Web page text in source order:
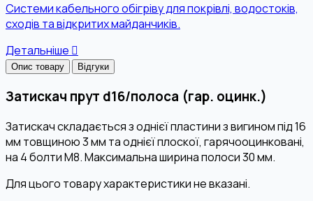
Системи кабельного обігріву для покрівлі, водостоків,
сходів та відкритих майданчиків.
Детальніше
Опис товару Відгуки
Затискач прут d16/полоса (гар. оцинк.)
Затискач складається з однієї пластини з вигином під 16
мм товщиною 3 мм та однієї плоскої, гарячооцинковані,
на 4 болти М8. Максимальна ширина полоси 30 мм.
Для цього товару характеристики не вказані.